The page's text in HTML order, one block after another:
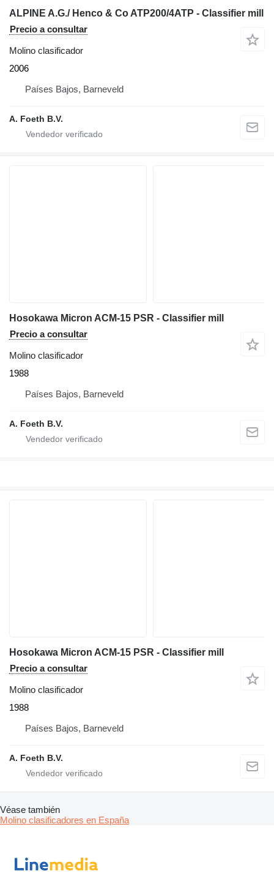
ALPINE A.G./ Henco & Co ATP200/4ATP - Classifier mill
Precio a consultar
Molino clasificador
2006
Países Bajos, Barneveld
A. Foeth B.V.
Hosokawa Micron ACM-15 PSR - Classifier mill
Precio a consultar
Molino clasificador
1988
Países Bajos, Barneveld
A. Foeth B.V.
Hosokawa Micron ACM-15 PSR - Classifier mill
Precio a consultar
Molino clasificador
1988
Países Bajos, Barneveld
A. Foeth B.V.
Véase también
Molino clasificadores en España